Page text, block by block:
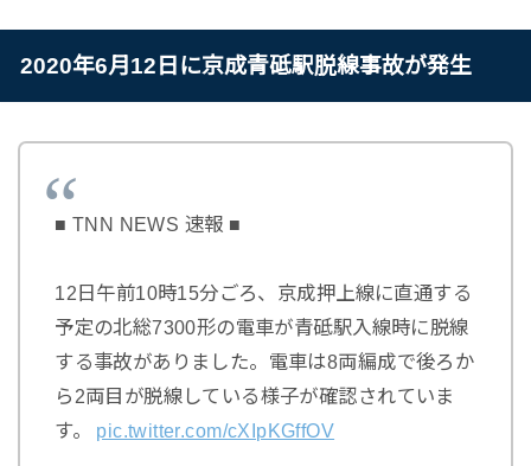
2020年6月12日に京成青砥駅脱線事故が発生
■ TNN NEWS 速報 ■
12日午前10時15分ごろ、京成押上線に直通する
予定の北総7300形の電車が青砥駅入線時に脱線
する事故がありました。電車は8両編成で後ろか
ら2両目が脱線している様子が確認されていま
す。 pic.twitter.com/cXIpKGffOV